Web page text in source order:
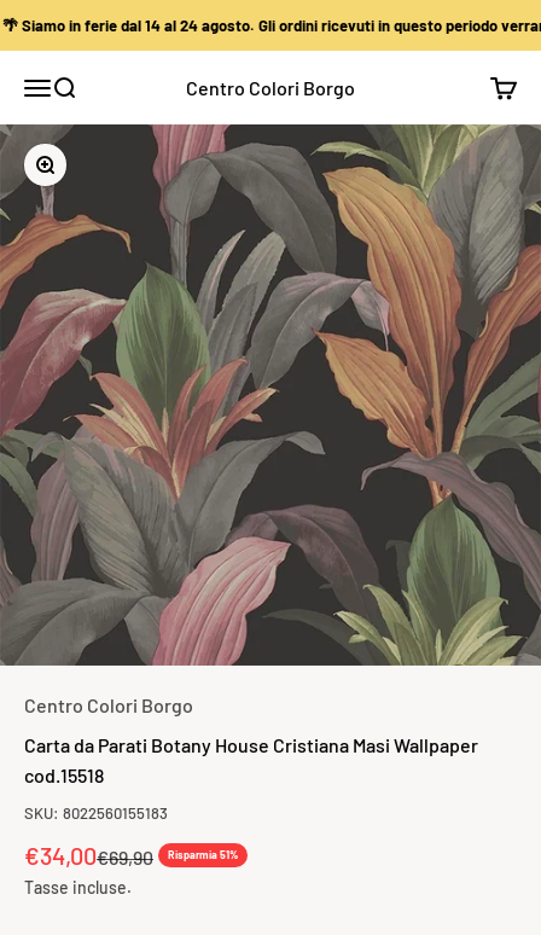
Vai al contenuto
in ferie dal 14 al 24 agosto. Gli ordini ricevuti in questo periodo
Apri il menu di navigazione
Mostra il menu di ricercaCentro Colori Borgo
Ingrandisci immagine
Centro Colori Borgo
Carta da Parati Botany House Cristiana Masi Wallpaper
cod.15518
SKU: 8022560155183
Prezzo scontato
€34,00Prezzo
€69,90 Risparmia 51%
Tasse incluse.